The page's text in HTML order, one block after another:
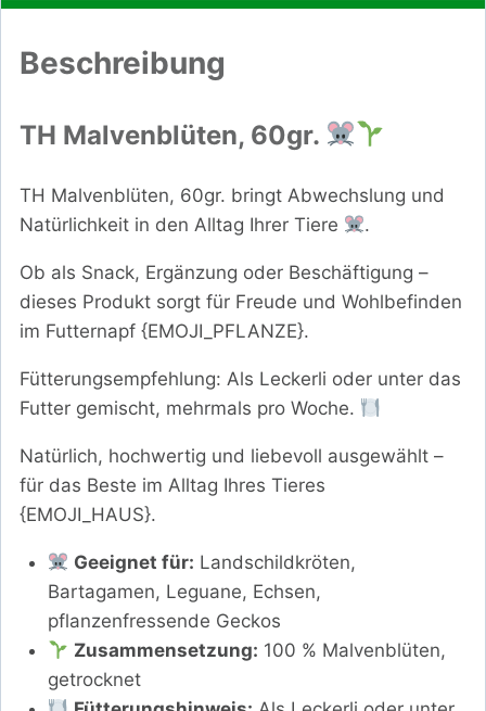
Beschreibung
TH Malvenblüten, 60gr.
TH Malvenblüten, 60gr. bringt Abwechslung und
Natürlichkeit in den Alltag Ihrer Tiere
.
Ob als Snack, Ergänzung oder Beschäftigung –
dieses Produkt sorgt für Freude und Wohlbefinden
im Futternapf {EMOJI_PFLANZE}.
Fütterungsempfehlung: Als Leckerli oder unter das
Futter gemischt, mehrmals pro Woche.
Natürlich, hochwertig und liebevoll ausgewählt –
für das Beste im Alltag Ihres Tieres
{EMOJI_HAUS}.
Geeignet für: Landschildkröten,
Bartagamen, Leguane, Echsen,
pflanzenfressende Geckos
Zusammensetzung: 100 % Malvenblüten,
getrocknet